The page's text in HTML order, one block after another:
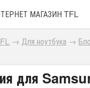
МАГАЗИН TFL
→ Для ноутбука →
для